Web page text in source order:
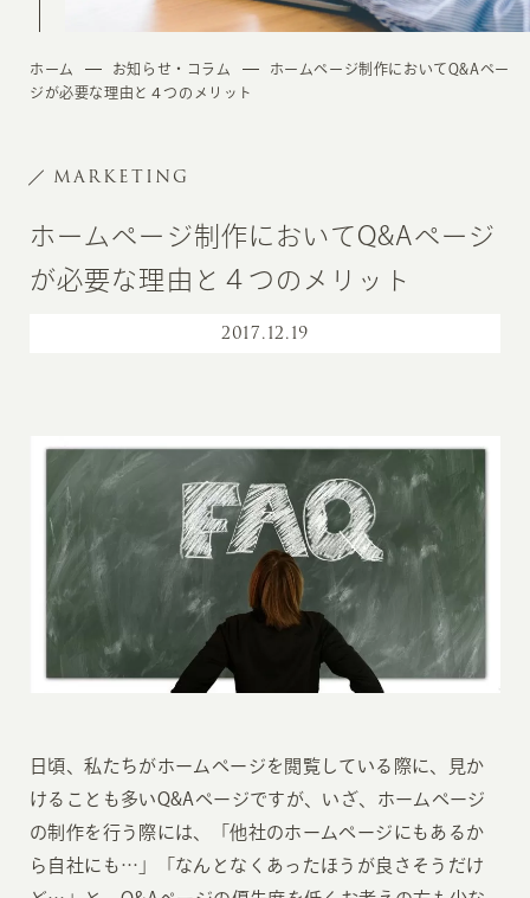
ホーム お知らせ・コラム
ホームページ制作においてQ&Aペー
ジが必要な理由と４つのメリット
MARKETING
ホームページ制作においてQ&Aページ
が必要な理由と４つのメリット
2017.12.19
日頃、私たちがホームページを閲覧している際に、見か
けることも多いQ&Aページですが、いざ、ホームページ
の制作を行う際には、「他社のホームページにもあるか
ら自社にも…」「なんとなくあったほうが良さそうだけ